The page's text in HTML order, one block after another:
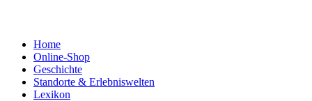
Home
Online-Shop
Geschichte
Standorte & Erlebniswelten
Lexikon